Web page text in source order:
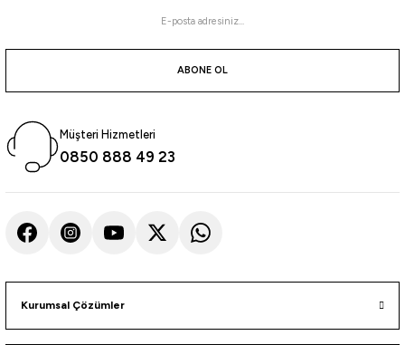
Naturehike WC & Duş & Giyinme Çadırı
12.349,00₺
ABONE OL
Müşteri Hizmetleri
0850 888 49 23
Kurumsal Çözümler